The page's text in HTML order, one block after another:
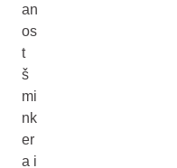
an
os
t
š
mi
nk
er
a i